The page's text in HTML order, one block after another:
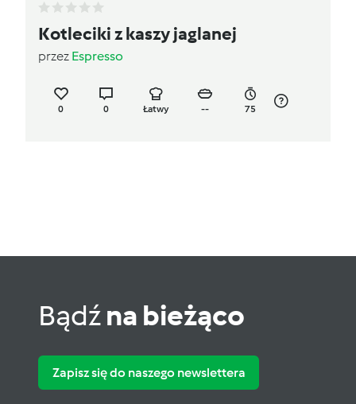
Kotleciki z kaszy jaglanej
przez Espresso
0 0 Łatwy -- 75
Bądźna bieżąco
Zapisz się do naszego newslettera